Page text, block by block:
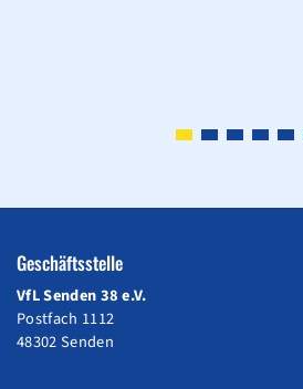
Geschäftsstelle
VfL Senden 38 e.V.
Postfach 1112
48302 Senden